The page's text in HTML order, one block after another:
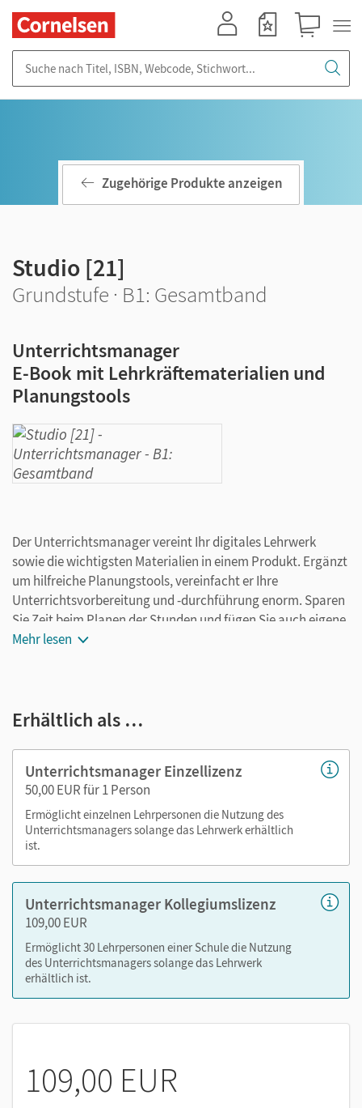
Zugehörige Produkte anzeigen
Studio [21]
Grundstufe · B1: Gesamtband
Unterrichtsmanager
E-Book mit Lehrkräftematerialien und
Planungstools
Der Unterrichtsmanager vereint Ihr digitales Lehrwerk
sowie die wichtigsten Materialien in einem Produkt. Ergänzt
um hilfreiche Planungstools, vereinfacht er Ihre
Unterrichtsvorbereitung und -durchführung enorm. Sparen
Sie Zeit beim Planen der Stunden und fügen Sie auch eigene
Materialien ganz leicht hinzu. Speichern Sie Ihre individuelle
E-Book mit seitengenauer Materialanordnung
Videos
Arbeitsblätter und Kopiervorlagen
Modelltests
Mit dem Kauf erhalten Sie einen Code zur Freischaltung des
E-Books aufmein.cornelsen.de
Alternativ können Sie das E-Book auch auf der Plattform
Lernen.Cornelsen (mit neuen Features) aktivieren:
Mehr lesen
Erhältlich als …
Unterrichtsmanager Einzellizenz
50,00 EUR für 1 Person
Ermöglicht einzelnen Lehrpersonen die Nutzung des
Unterrichtsmanagers solange das Lehrwerk erhältlich
ist.
Unterrichtsmanager Kollegiumslizenz
109,00 EUR
Ermöglicht 30 Lehrpersonen einer Schule die Nutzung
des Unterrichtsmanagers solange das Lehrwerk
erhältlich ist.
109,00 EUR